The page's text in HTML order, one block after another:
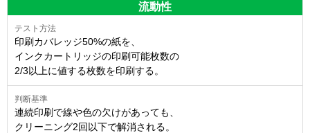
流動性
印刷カバレッジ50%の紙を、
インクカートリッジの印刷可能枚数の
2/3以上に値する枚数を印刷する。
連続印刷で線や色の欠けがあっても、
クリーニング2回以下で解消される。